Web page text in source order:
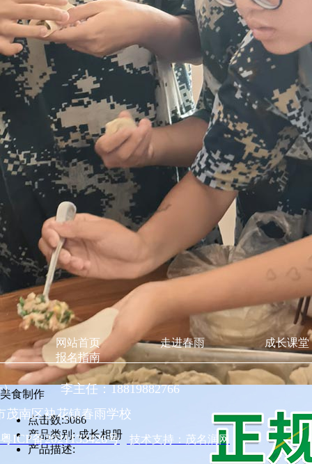
美食制作
点击数:3086
产品类别:成长相册
产品描述:
网站首页 走进春雨
成长课堂
报名指南
号） 李主任：18819882766
茂南区袂花镇春雨学校
粤ICP备2021133426号
技术支持：茂名润网